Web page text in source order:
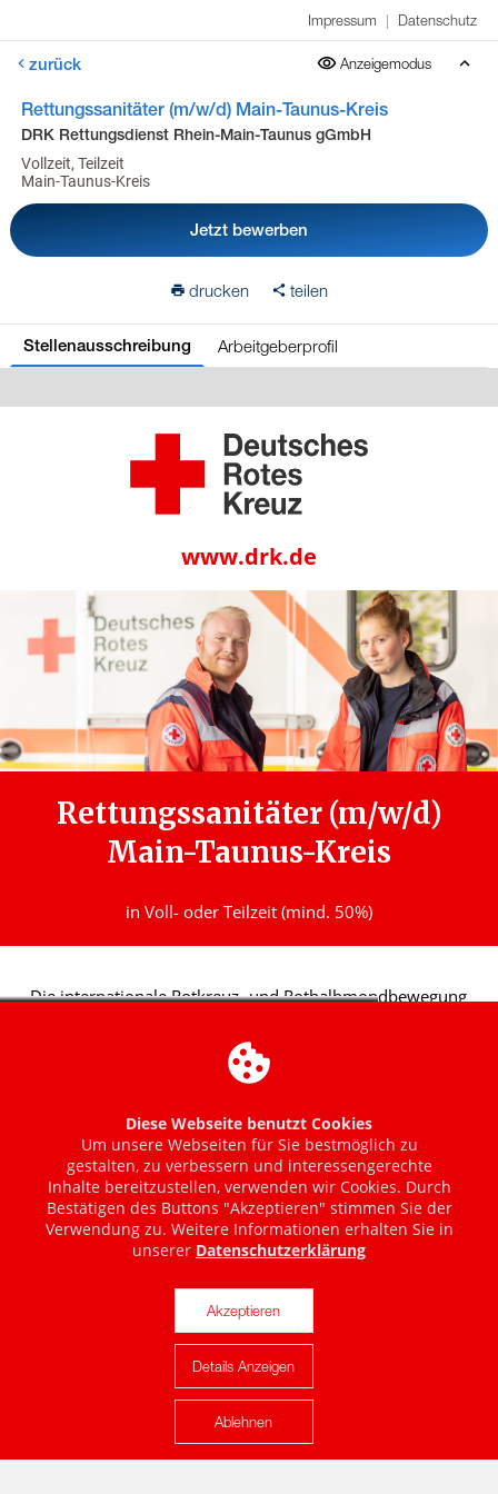
Impressum | Datenschutz
zurück Anzeigemodus
Rettungssanitäter (m/w/d) Main-Taunus-Kreis
DRK Rettungsdienst Rhein-Main-Taunus gGmbH
Vollzeit, Teilzeit
Main-Taunus-Kreis
Jetzt bewerben
drucken teilen
Stellenausschreibung Arbeitgeberprofil
Karte anzeigen
Diese Webseite benutzt Cookies
Um unsere Webseiten für Sie bestmöglich zu
gestalten, zu verbessern und interessengerechte
Inhalte bereitzustellen, verwenden wir Cookies. Durch
Bestätigen des Buttons "Akzeptieren" stimmen Sie der
Verwendung zu. Weitere Informationen erhalten Sie in
unserer Datenschutzerklärung
Akzeptieren
Details Anzeigen
Ablehnen